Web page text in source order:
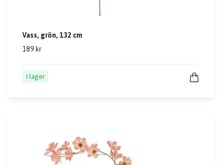
Vass, grön, 132 cm
189 kr
I lager